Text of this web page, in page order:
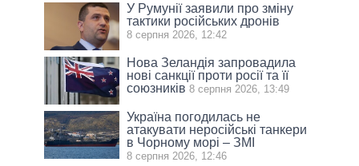
У Румунії заявили про зміну
тактики російських дронів
8 серпня 2026, 12:42
Нова Зеландія запровадила
нові санкції проти росії та її
союзників 8 серпня 2026, 13:49
Україна погодилась не
атакувати неросійські танкери
в Чорному морі – ЗМІ
8 серпня 2026, 12:46